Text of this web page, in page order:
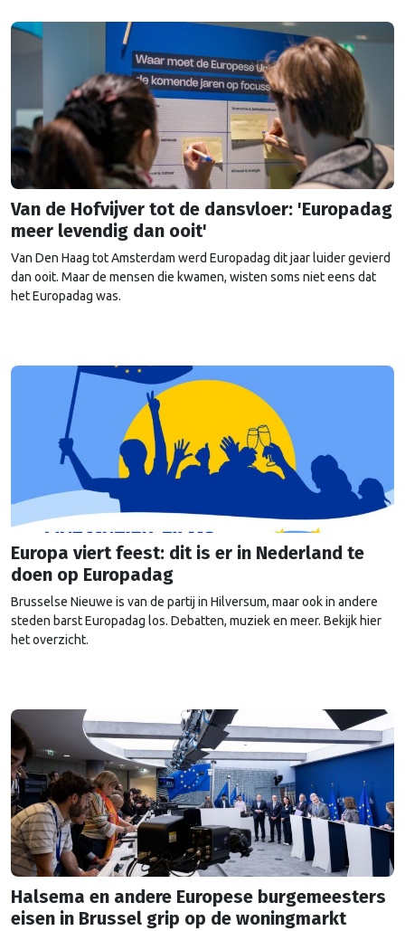
Van de Hofvijver tot de dansvloer: 'Europadag
meer levendig dan ooit'
Van Den Haag tot Amsterdam werd Europadag dit jaar luider gevierd
dan ooit. Maar de mensen die kwamen, wisten soms niet eens dat
het Europadag was.
Europa viert feest: dit is er in Nederland te
doen op Europadag
Brusselse Nieuwe is van de partij in Hilversum, maar ook in andere
steden barst Europadag los. Debatten, muziek en meer. Bekijk hier
het overzicht.
Halsema en andere Europese burgemeesters
eisen in Brussel grip op de woningmarkt